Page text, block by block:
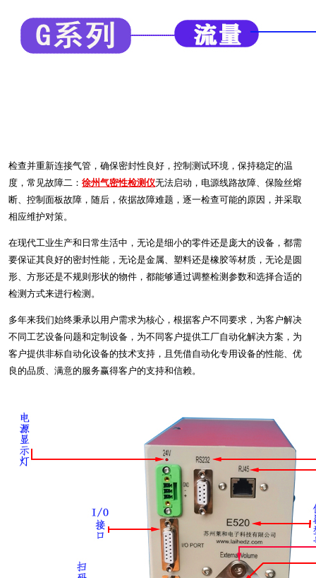
检查并重新连接气管，确保密封性良好，控制测试环境，保持稳定的温
度，常见故障二：徐州气密性检测仪无法启动，电源线路故障、保险丝熔
断、控制面板故障，随后，依据故障难题，逐一检查可能的原因，并采取
相应维护对策。
在现代工业生产和日常生活中，无论是细小的零件还是庞大的设备，都需
要保证其良好的密封性能，无论是金属、塑料还是橡胶等材质，无论是圆
形、方形还是不规则形状的物件，都能够通过调整检测参数和选择合适的
检测方式来进行检测。
多年来我们始终秉承以用户需求为核心，根据客户不同要求，为客户解决
不同工艺设备问题和定制设备，为不同客户提供工厂自动化解决方案，为
客户提供非标自动化设备的技术支持，且凭借自动化专用设备的性能、优
良的品质、满意的服务赢得客户的支持和信赖。